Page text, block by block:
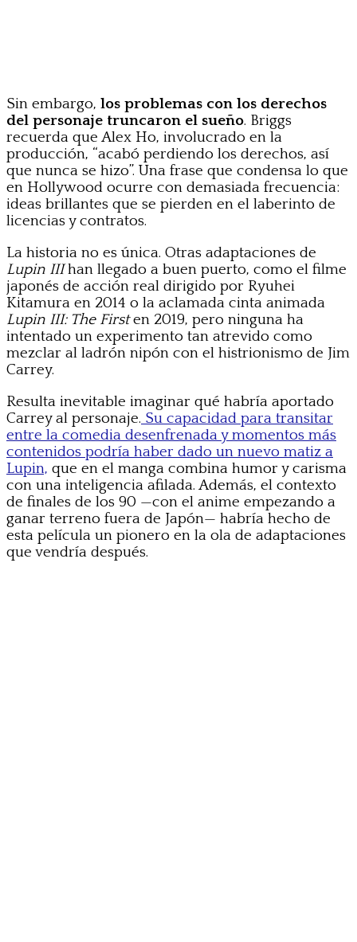
Sin embargo, los problemas con los derechos
del personaje truncaron el sueño. Briggs
recuerda que Alex Ho, involucrado en la
producción, “acabó perdiendo los derechos, así
que nunca se hizo”. Una frase que condensa lo que
en Hollywood ocurre con demasiada frecuencia:
ideas brillantes que se pierden en el laberinto de
licencias y contratos.
La historia no es única. Otras adaptaciones de
Lupin IIIhan llegado a buen puerto, como el filme
japonés de acción real dirigido por Ryuhei
Kitamura en 2014 o la aclamada cinta animada
Lupin III: The Firsten 2019, pero ninguna ha
intentado un experimento tan atrevido como
mezclar al ladrón nipón con el histrionismo de Jim
Carrey.
Resulta inevitable imaginar qué habría aportado
Carrey al personaje. Su capacidad para transitar
entre la comedia desenfrenada y momentos más
contenidos podría haber dado un nuevo matiz a
Lupin, que en el manga combina humor y carisma
con una inteligencia afilada. Además, el contexto
de finales de los 90 —con el anime empezando a
ganar terreno fuera de Japón— habría hecho de
esta película un pionero en la ola de adaptaciones
que vendría después.